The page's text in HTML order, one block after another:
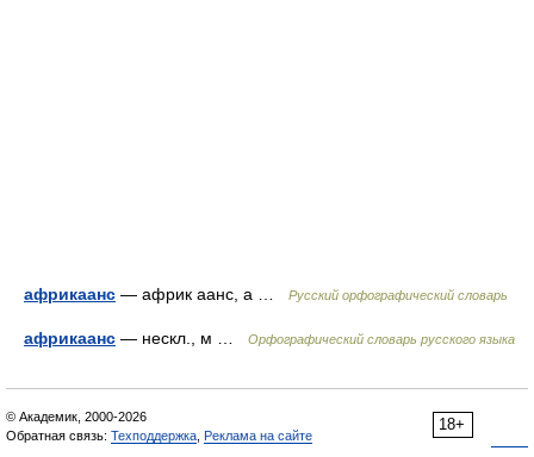
африкаанс — африк аанс, а … Русский орфографический словарь
африкаанс — нескл., м … Орфографический словарь русского языка
18+
© Академик, 2000-2026
Обратная связь: Техподдержка Реклама на сайте